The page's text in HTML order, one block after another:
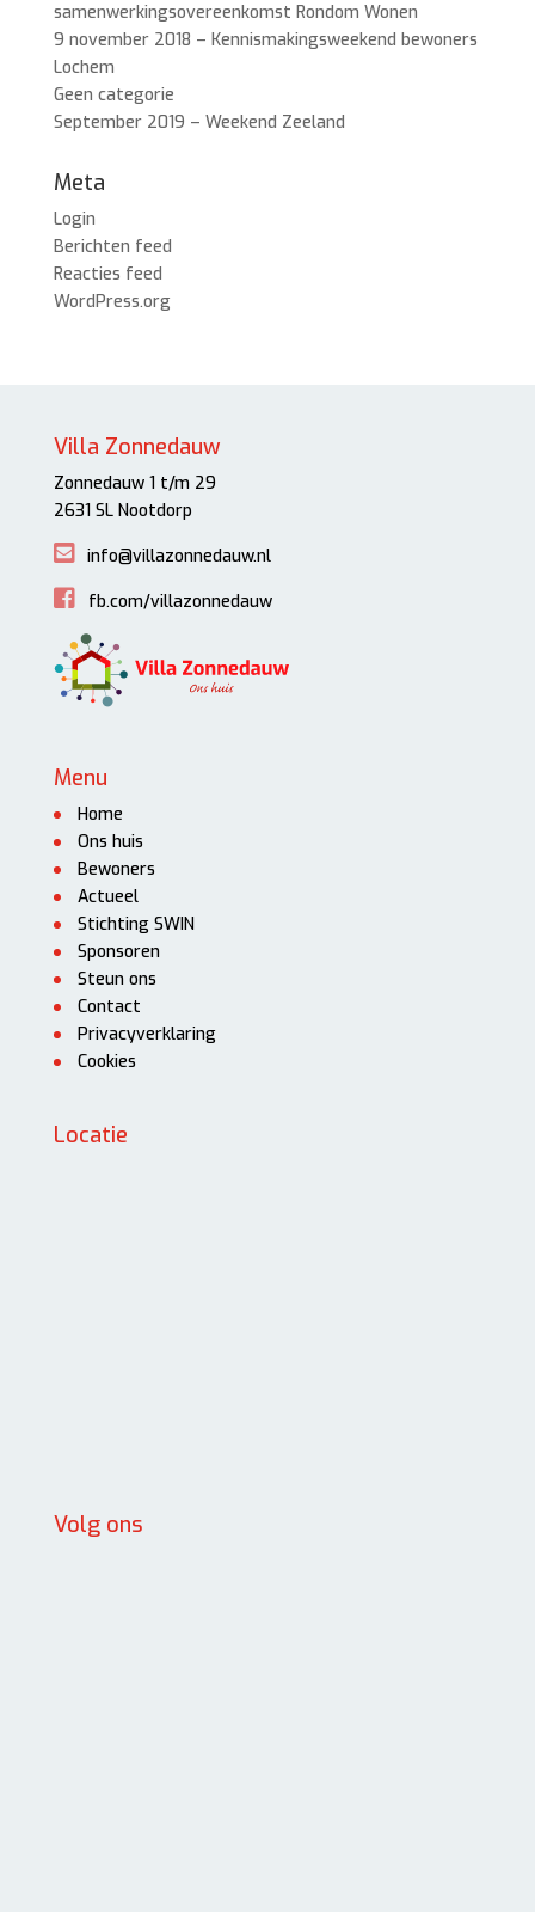
samenwerkingsovereenkomst Rondom Wonen
9 november 2018 – Kennismakingsweekend bewoners
Lochem
Geen categorie
September 2019 – Weekend Zeeland
Meta
Login
Berichten feed
Reacties feed
WordPress.org
Villa Zonnedauw
Zonnedauw 1 t/m 29
2631 SL Nootdorp
info@villazonnedauw.nl
fb.com/villazonnedauw
Menu
Home
Ons huis
Bewoners
Actueel
Stichting SWIN
Sponsoren
Steun ons
Contact
Privacyverklaring
Cookies
Locatie
Volg ons